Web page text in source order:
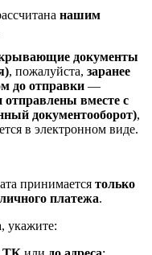
нашим
документы
, пожалуйста, заранее
до отправки —
отправлены вместе с
документооборот),
в электронном виде.
принимается только
платежа.
укажите: